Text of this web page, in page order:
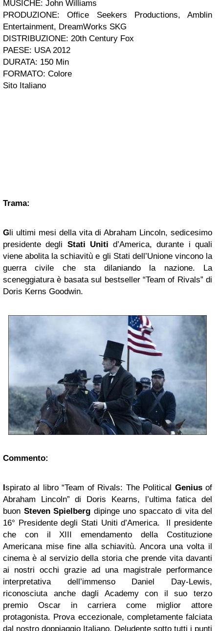
MUSICHE: John Williams
PRODUZIONE: Office Seekers Productions, Amblin
Entertainment, DreamWorks SKG
DISTRIBUZIONE: 20th Century Fox
PAESE: USA 2012
DURATA: 150 Min
FORMATO: Colore
Sito Italiano
Trama:
Gli ultimi mesi della vita di Abraham Lincoln, sedicesimo
presidente degli Stati Uniti d’America, durante i quali
viene abolita la schiavitù e gli Stati dell’Unione vincono la
guerra civile che sta dilaniando la nazione. La
sceneggiatura è basata sul bestseller “Team of Rivals” di
Doris Kerns Goodwin.
Commento:
Ispirato al libro “Team of Rivals: The Political Geniusof
Abraham Lincoln” di Doris Kearns, l’ultima fatica del
buon Steven Spielberg dipinge uno spaccato di vita del
16° Presidente degli Stati Uniti d’America. Il presidente
che con il XIII emendamento della Costituzione
Americana mise fine alla schiavitù. Ancora una volta il
cinema è al servizio della storia che prende vita davanti
ai nostri occhi grazie ad una magistrale performance
interpretativa dell’immenso Daniel Day-Lewis,
riconosciuta anche dagli Academy con il suo terzo
premio Oscar in carriera come miglior attore
protagonista. Prova eccezionale, completamente falciata
dal nostro doppiaggio Italiano. Deludente sotto tutti i punti